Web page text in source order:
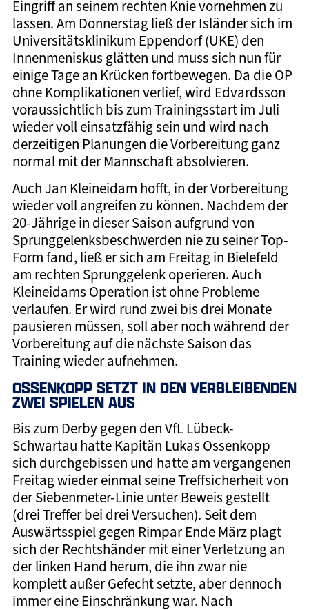
Eingriff an seinem rechten Knie vornehmen zu
lassen. Am Donnerstag ließ der Isländer sich im
Universitätsklinikum Eppendorf (UKE) den
Innenmeniskus glätten und muss sich nun für
einige Tage an Krücken fortbewegen. Da die OP
ohne Komplikationen verlief, wird Edvardsson
voraussichtlich bis zum Trainingsstart im Juli
wieder voll einsatzfähig sein und wird nach
derzeitigen Planungen die Vorbereitung ganz
normal mit der Mannschaft absolvieren.
Auch Jan Kleineidam hofft, in der Vorbereitung
wieder voll angreifen zu können. Nachdem der
20-Jährige in dieser Saison aufgrund von
Sprunggelenksbeschwerden nie zu seiner Top-
Form fand, ließ er sich am Freitag in Bielefeld
am rechten Sprunggelenk operieren. Auch
Kleineidams Operation ist ohne Probleme
verlaufen. Er wird rund zwei bis drei Monate
pausieren müssen, soll aber noch während der
Vorbereitung auf die nächste Saison das
Training wieder aufnehmen.
OSSENKOPP SETZT IN DEN VERBLEIBENDEN
ZWEI SPIELEN AUS
Bis zum Derby gegen den VfL Lübeck-
Schwartau hatte Kapitän Lukas Ossenkopp
sich durchgebissen und hatte am vergangenen
Freitag wieder einmal seine Treffsicherheit von
der Siebenmeter-Linie unter Beweis gestellt
(drei Treffer bei drei Versuchen). Seit dem
Auswärtsspiel gegen Rimpar Ende März plagt
sich der Rechtshänder mit einer Verletzung an
der linken Hand herum, die ihn zwar nie
komplett außer Gefecht setzte, aber dennoch
immer eine Einschränkung war. Nach